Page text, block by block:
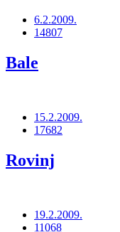
6.2.2009.
14807
Bale
15.2.2009.
17682
Rovinj
19.2.2009.
11068